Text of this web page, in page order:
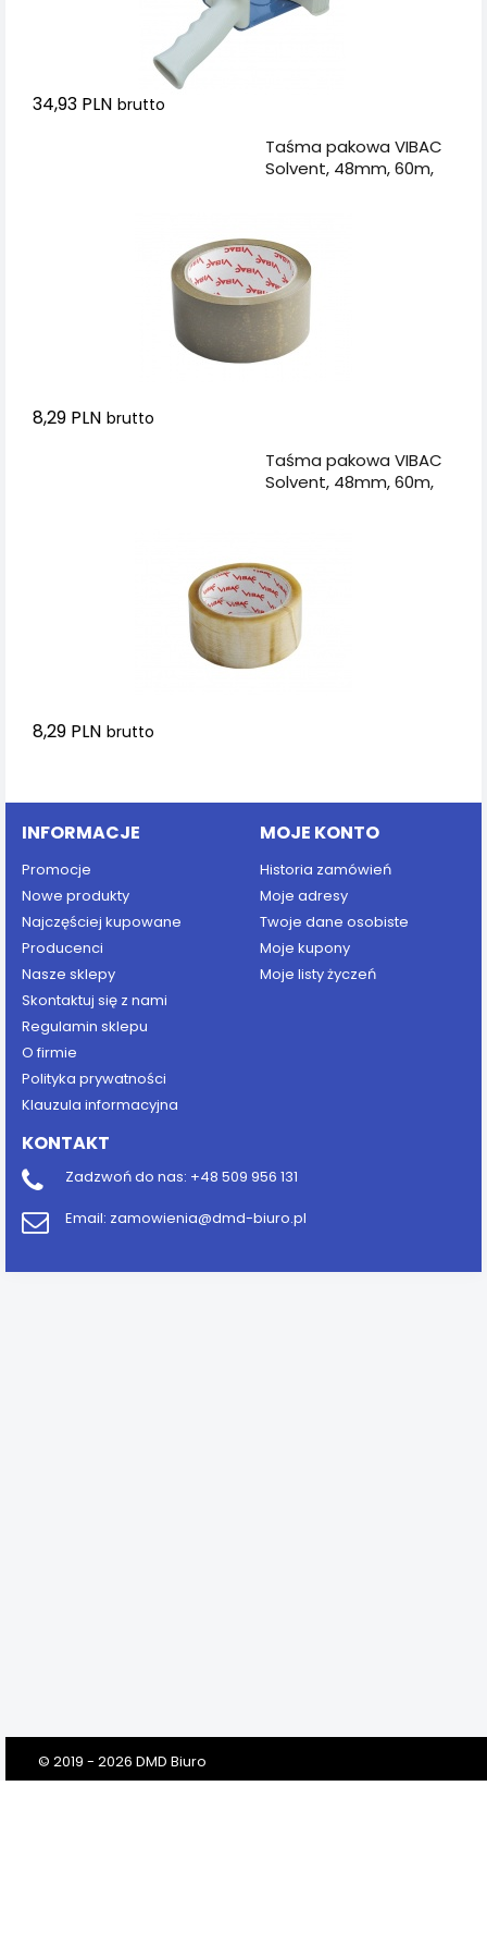
34,93 PLN brutto
Taśma pakowa VIBAC
Solvent, 48mm, 60m,
8,29 PLN brutto
Taśma pakowa VIBAC
Solvent, 48mm, 60m,
8,29 PLN brutto
INFORMACJE
Promocje
Nowe produkty
Najczęściej kupowane
Producenci
Nasze sklepy
Skontaktuj się z nami
Regulamin sklepu
O firmie
Polityka prywatności
Klauzula informacyjna
MOJE KONTO
Historia zamówień
Moje adresy
Twoje dane osobiste
Moje kupony
Moje listy życzeń
KONTAKT
Zadzwoń do nas: +48 509 956 131
Email: zamowienia@dmd-biuro.pl
© 2019 - 2026 DMD Biuro